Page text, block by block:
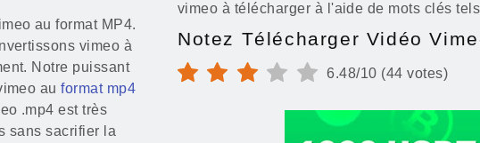
au format MP4.
vimeo à
Notre puissant
auformat mp4
.mp4 est très
sans sacrifier la
vimeo à télécharger à l'aide de mots clés
Notez Télécharger Vidéo
6.48/10 (44 votes)